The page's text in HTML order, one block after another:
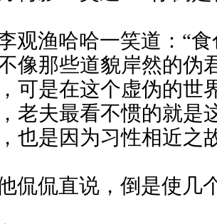
观渔哈哈一笑道：“
像那些道貌岸然的伪
可是在这个虚伪的世
老夫最看不惯的就是
也是因为习性相近之
侃侃直说，倒是使几